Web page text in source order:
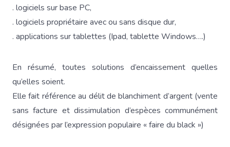
. logiciels sur base PC,
. logiciels propriétaire avec ou sans disque dur,
. applications sur tablettes (Ipad, tablette Windows….)
En résumé, toutes solutions d’encaissement quelles
qu’elles soient.
Elle fait référence au délit de blanchiment d’argent (vente
sans facture et dissimulation d’espèces communément
désignées par l’expression populaire « faire du black »)